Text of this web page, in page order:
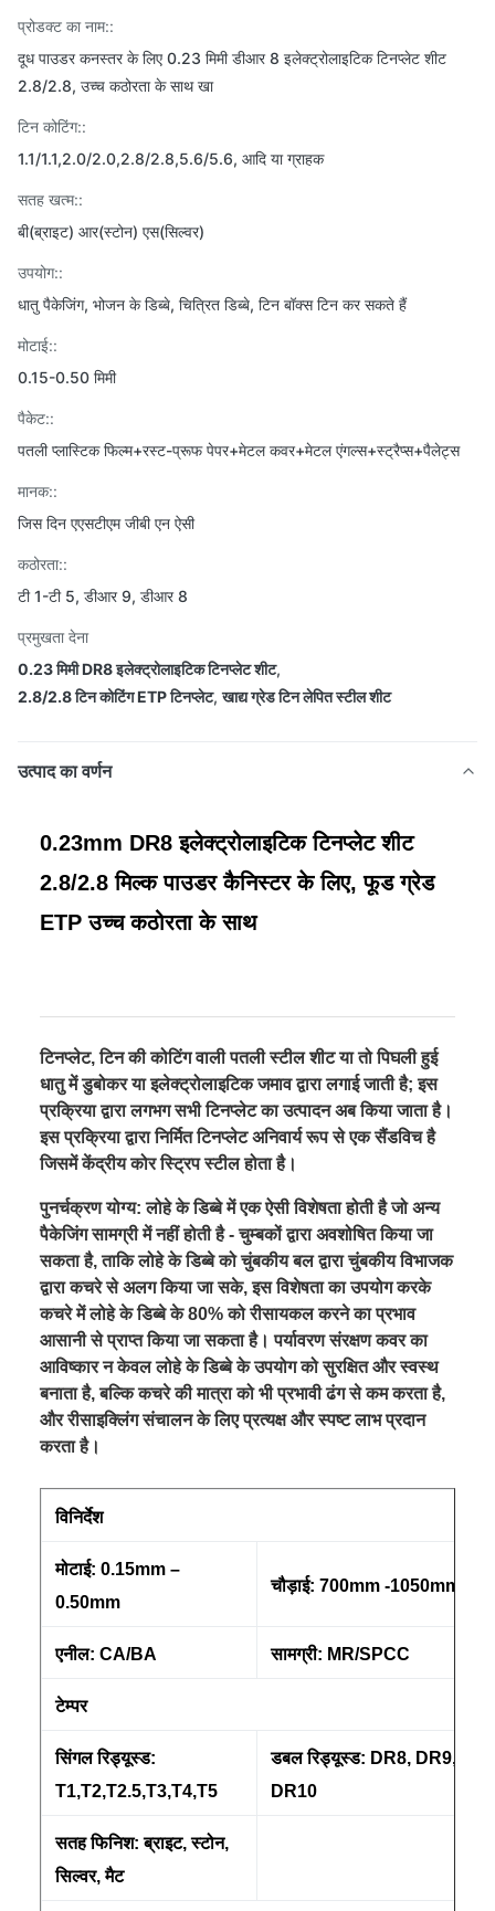
प्रोडक्ट का नाम::
दूध पाउडर कनस्तर के लिए 0.23 मिमी डीआर 8 इलेक्ट्रोलाइटिक टिनप्लेट शीट
2.8/2.8, उच्च कठोरता के साथ खा
टिन कोटिंग::
1.1/1.1,2.0/2.0,2.8/2.8,5.6/5.6, आदि या ग्राहक
सतह खत्म::
बी(ब्राइट) आर(स्टोन) एस(सिल्वर)
उपयोग::
धातु पैकेजिंग, भोजन के डिब्बे, चित्रित डिब्बे, टिन बॉक्स टिन कर सकते हैं
मोटाई::
0.15-0.50 मिमी
पैकेट::
पतली प्लास्टिक फिल्म+रस्ट-प्रूफ पेपर+मेटल कवर+मेटल एंगल्स+स्ट्रैप्स+पैलेट्स
मानक::
जिस दिन एएसटीएम जीबी एन ऐसी
कठोरता::
टी 1-टी 5, डीआर 9, डीआर 8
प्रमुखता देना
0.23 मिमी DR8 इलेक्ट्रोलाइटिक टिनप्लेट शीट,
2.8/2.8 टिन कोटिंग ETP टिनप्लेट,खाद्य ग्रेड टिन लेपित स्टील शीट
उत्पाद का वर्णन
0.23mm DR8 इलेक्ट्रोलाइटिक टिनप्लेट शीट
2.8/2.8 मिल्क पाउडर कैनिस्टर के लिए, फूड ग्रेड
ETP उच्च कठोरता के साथ
टिनप्लेट, टिन की कोटिंग वाली पतली स्टील शीट या तो पिघली हुई
धातु में डुबोकर या इलेक्ट्रोलाइटिक जमाव द्वारा लगाई जाती है; इस
प्रक्रिया द्वारा लगभग सभी टिनप्लेट का उत्पादन अब किया जाता है।
इस प्रक्रिया द्वारा निर्मित टिनप्लेट अनिवार्य रूप से एक सैंडविच है
जिसमें केंद्रीय कोर स्ट्रिप स्टील होता है।
पुनर्चक्रण योग्य: लोहे के डिब्बे में एक ऐसी विशेषता होती है जो अन्य
पैकेजिंग सामग्री में नहीं होती है - चुम्बकों द्वारा अवशोषित किया जा
सकता है, ताकि लोहे के डिब्बे को चुंबकीय बल द्वारा चुंबकीय विभाजक
द्वारा कचरे से अलग किया जा सके, इस विशेषता का उपयोग करके
कचरे में लोहे के डिब्बे के 80% को रीसायकल करने का प्रभाव
आसानी से प्राप्त किया जा सकता है। पर्यावरण संरक्षण कवर का
आविष्कार न केवल लोहे के डिब्बे के उपयोग को सुरक्षित और स्वस्थ
बनाता है, बल्कि कचरे की मात्रा को भी प्रभावी ढंग से कम करता है,
और रीसाइक्लिंग संचालन के लिए प्रत्यक्ष और स्पष्ट लाभ प्रदान
करता है।
विनिर्देश
मोटाई: 0.15mm –
0.50mm
चौड़ाई: 700mm -1050mm
एनील: CA/BA सामग्री: MR/SPCC
टेम्पर
सिंगल रिड्यूस्ड:
T1,T2,T2.5,T3,T4,T5
डबल रिड्यूस्ड: DR8, DR9,
DR10
सतह फिनिश: ब्राइट, स्टोन,
सिल्वर, मैट